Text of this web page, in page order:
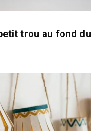
trou au fond du